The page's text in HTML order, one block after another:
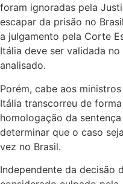
foram ignoradas pela
escapar da prisão no
a julgamento pela Corte
Itália deve ser validada
analisado.
Porém, cabe aos
Itália transcorreu de
homologação da
determinar que o caso
vez no Brasil.
Independente da decisão